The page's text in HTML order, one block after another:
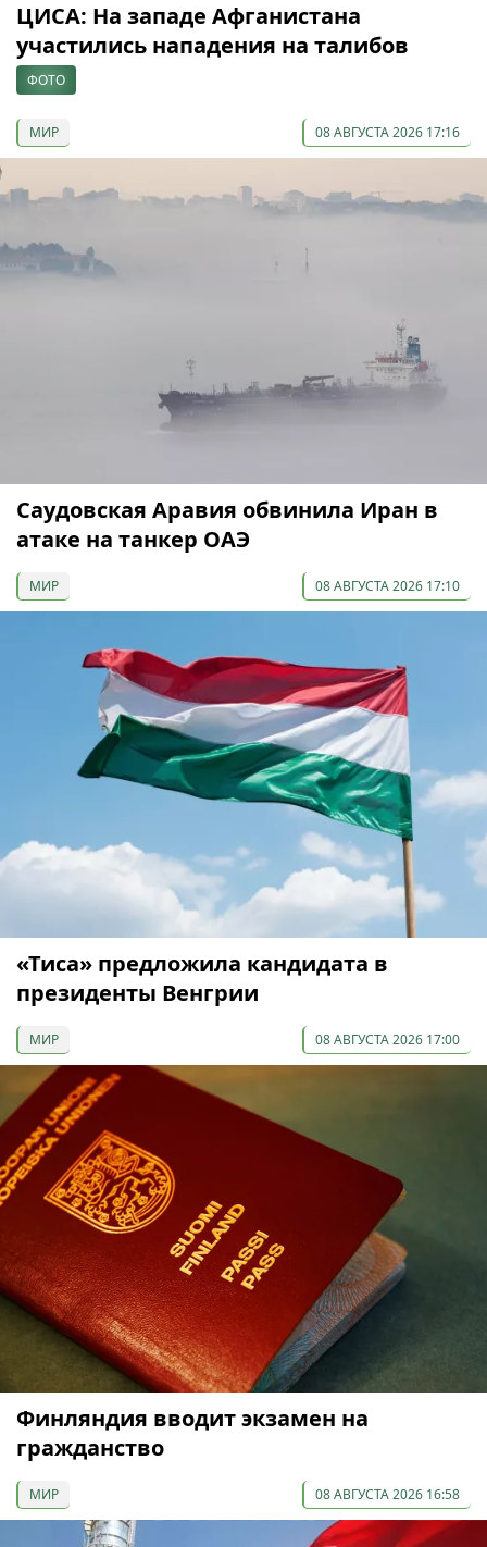
ЦИСА: На западе Афганистана
участились нападения на талибов
ФОТО
МИР 08 АВГУСТА 2026 17:16
Саудовская Аравия обвинила Иран в
атаке на танкер ОАЭ
МИР 08 АВГУСТА 2026 17:10
«Тиса» предложила кандидата в
президенты Венгрии
МИР 08 АВГУСТА 2026 17:00
Финляндия вводит экзамен на
гражданство
МИР 08 АВГУСТА 2026 16:58